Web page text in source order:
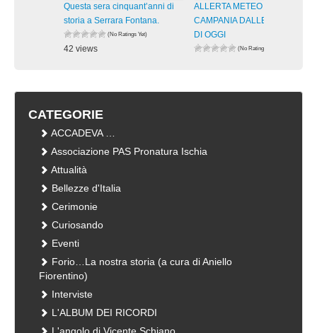
Questa sera cinquant’anni di
storia a Serrara Fontana.
(No Ratings Yet)
42 views
ALLERTA METEO GIALLA IN
CAMPANIA DALLE 13 ALLE 21
DI OGGI
(No Ratings Yet)
CATEGORIE
ACCADEVA …
Associazione PAS Pronatura Ischia
Attualità
Bellezze d'Italia
Cerimonie
Curiosando
Eventi
Forio…La nostra storia (a cura di Aniello
Fiorentino)
Interviste
L'ALBUM DEI RICORDI
L'angolo di Vicente Schiano